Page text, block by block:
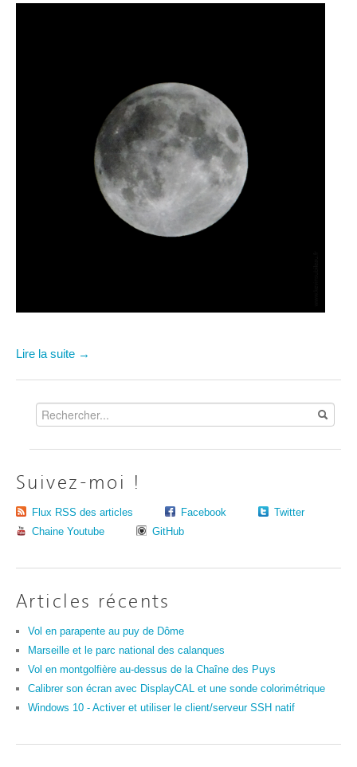
Lire la suite →
Suivez-moi !
Flux RSS des articles Facebook
Twitter
Chaine Youtube
GitHub
Articles récents
Vol en parapente au puy de Dôme
Marseille et le parc national des calanques
Vol en montgolfière au-dessus de la Chaîne des Puys
Calibrer son écran avec DisplayCAL et une sonde colorimétrique
Windows 10 - Activer et utiliser le client/serveur SSH natif